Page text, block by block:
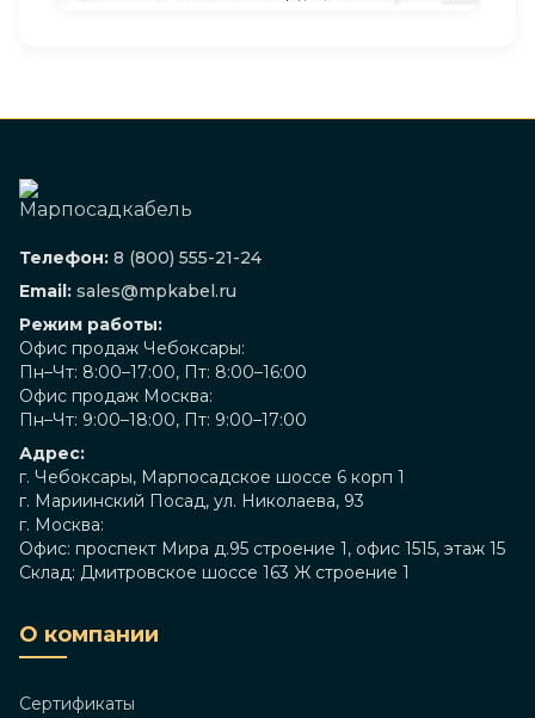
Телефон: 8 (800) 555-21-24
Email: sales@mpkabel.ru
Режим работы:
Офис продаж Чебоксары:
Пн–Чт: 8:00–17:00, Пт: 8:00–16:00
Офис продаж Москва:
Пн–Чт: 9:00–18:00, Пт: 9:00–17:00
Адрес:
г. Чебоксары, Марпосадское шоссе 6 корп 1
г. Мариинский Посад, ул. Николаева, 93
г. Москва:
Офис: проспект Мира д.95 строение 1, офис 1515, этаж 15
Склад: Дмитровское шоссе 163 Ж строение 1
О компании
Сертификаты